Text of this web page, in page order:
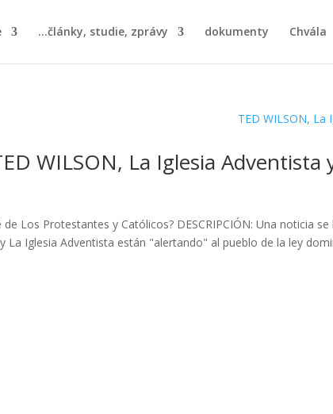
Chvála
dokumenty
články, studie, zprávy...
WILSON, La Iglesia Adventista
de Los Protestantes y Católicos? DESCRIPCIÓN: Una noticia
La Iglesia Adventista están "alertando" al pueblo de la ley